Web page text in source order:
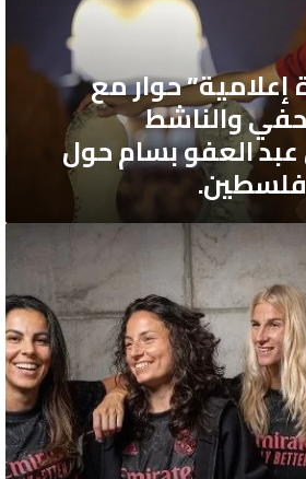
إعلامية” حوار مع
والناشط
العفو بسام حول
فلسطين.